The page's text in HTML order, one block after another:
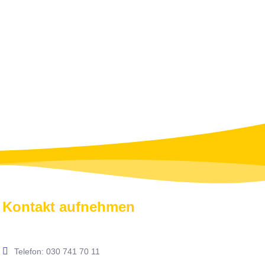
Kontakt aufnehmen
Telefon: 030 741 70 11